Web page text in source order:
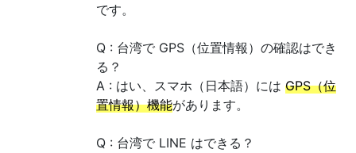
です。
Q : 台湾で GPS（位置情報）の確認はでき
る？
A : はい、スマホ（日本語）には GPS（位
置情報）機能があります。
Q : 台湾で LINE はできる？